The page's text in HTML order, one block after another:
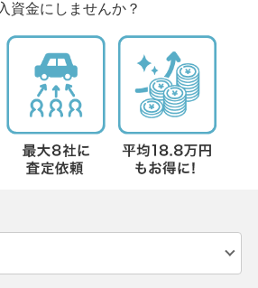
資金にしませんか？